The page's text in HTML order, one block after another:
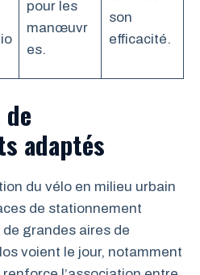
pour les
manœuvr
es.
son
efficacité.
adaptés
du vélo en milieu urbain
de stationnement
grandes aires de
voient le jour, notamment